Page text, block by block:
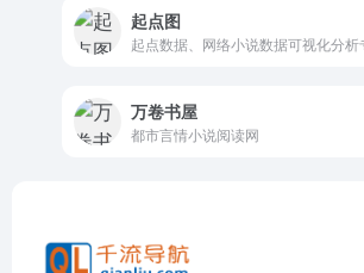
起点图
起点数据、网络小说数据可视化分析
万卷书屋
都市言情小说阅读网